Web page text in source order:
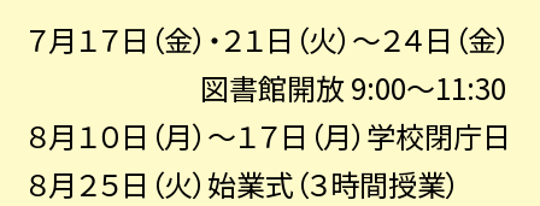
７月１７日（金）・２１日（火）～２４日（金）
図書館開放 9:00～11:30
８月１０日（月）～１７日（月）学校閉庁日
８月２５日（火）始業式（３時間授業）